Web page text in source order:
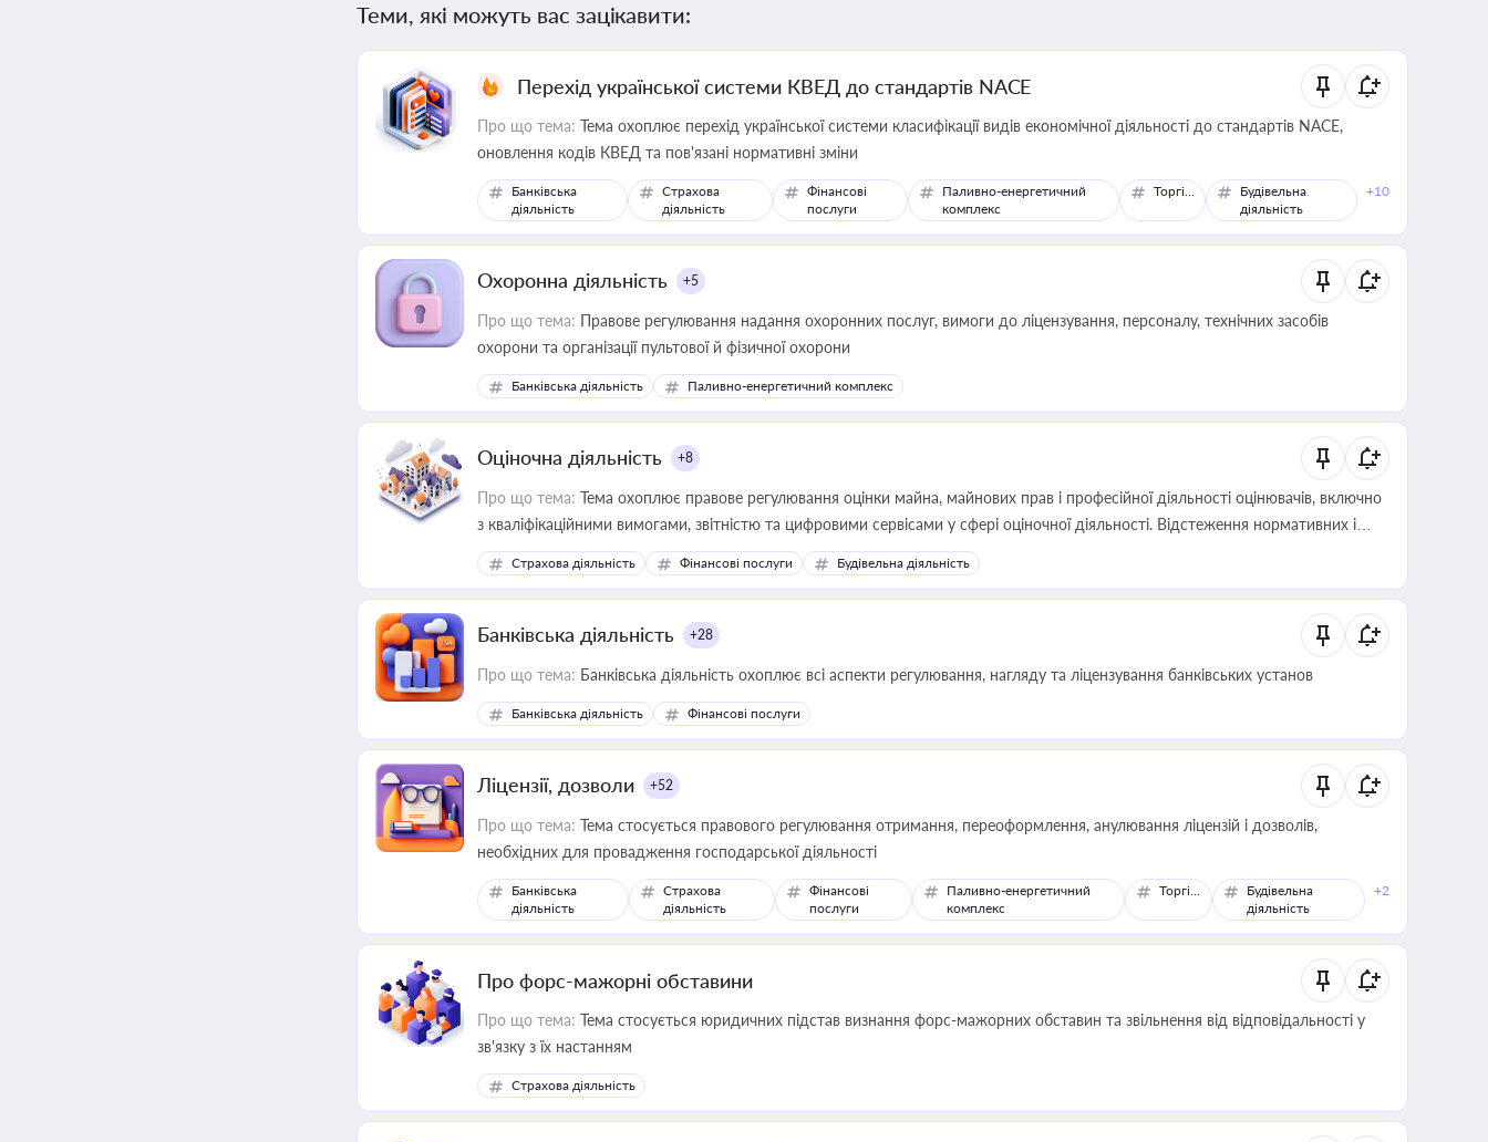
Теми, які можуть вас зацікавити:
Перехід української системи КВЕД до стандартів NACE
Про що тема: Тема охоплює перехід української системи класифікації видів економічної діяльності до стандартів NACE,
оновлення кодів КВЕД та пов'язані нормативні зміни
Банківська
діяльність
Страхова
діяльність
Фінансові
послуги
Паливно-енергетичний
комплекс
Торгівля
Будівельна
діяльність
+10
Охоронна діяльність +5
Про що тема: Правове регулювання надання охоронних послуг, вимоги до ліцензування, персоналу, технічних засобів
охорони та організації пультової й фізичної охорони
Банківська діяльність Паливно-енергетичний комплекс
Оціночна діяльність +8
Про що тема: Тема охоплює правове регулювання оцінки майна, майнових прав і професійної діяльності оцінювачів, включно
з кваліфікаційними вимогами, звітністю та цифровими сервісами у сфері оціночної діяльності. Відстеження нормативних і
медійних змін у цій сфері корисне для власника бізнесу, керівника, юриста або бухгалтера під час оподаткування,
приватизації, оренди державного майна, корпоративних угод і перевірки статусу суб'єктів оціночної діяльності
Страхова діяльність Фінансові послуги Будівельна діяльність
Банківська діяльність +28
Про що тема: Банківська діяльність охоплює всі аспекти регулювання, нагляду та ліцензування банківських установ
Банківська діяльність Фінансові послуги
Ліцензії, дозволи +52
Про що тема: Тема стосується правового регулювання отримання, переоформлення, анулювання ліцензій і дозволів,
необхідних для провадження господарської діяльності
Банківська
діяльність
Страхова
діяльність
Фінансові
послуги
Паливно-енергетичний
комплекс
Торгівля
Будівельна
діяльність
+2
Про форс-мажорні обставини
Про що тема: Тема стосується юридичних підстав визнання форс-мажорних обставин та звільнення від відповідальності у
зв'язку з їх настанням
Страхова діяльність